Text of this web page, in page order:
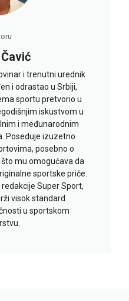
i trenutni urednik
i odrastao u Srbiji,
sportu pretvorio u
iskustvom u
i međunarodnim
Poseduje izuzetno
posebno o
mu omogućava da
sportske priče.
Super Sport,
visok standard
u sportskom